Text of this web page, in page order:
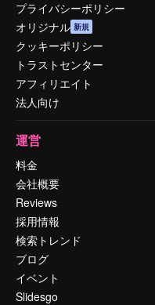
プライバシーポリシー
オリジナル 新規
クッキーポリシー
トラストセンター
アフィリエイト
法人向け
運営
料金
会社概要
Reviews
採用情報
検索トレンド
ブログ
イベント
Slidesgo